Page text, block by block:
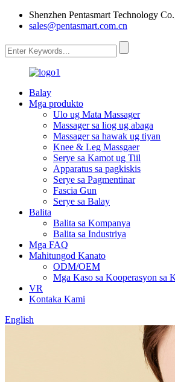
Shenzhen Pentasmart Technology
sales@pentasmart.com.cn
Balay
Mga produkto
Ulo ug Mata Massager
Massager sa liog ug abaga
Massager sa hawak ug tiyan
Knee & Leg Massgaer
Serye sa Kamot ug Tiil
Apparatus sa pagkiskis
Serye sa Pagmentinar
Fascia Gun
Serye sa Balay
Balita
Balita sa Kompanya
Balita sa Industriya
Mga FAQ
Mahitungod Kanato
ODM/OEM
Mga Kaso sa Kooperasyon sa
VR
Kontaka Kami
English